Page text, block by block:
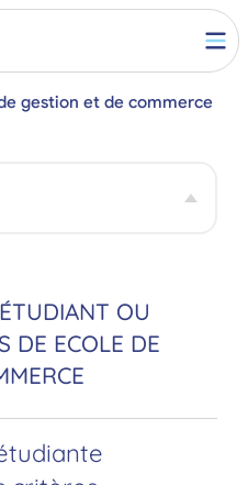
gestion et de commerce
OU
DE ECOLE DE